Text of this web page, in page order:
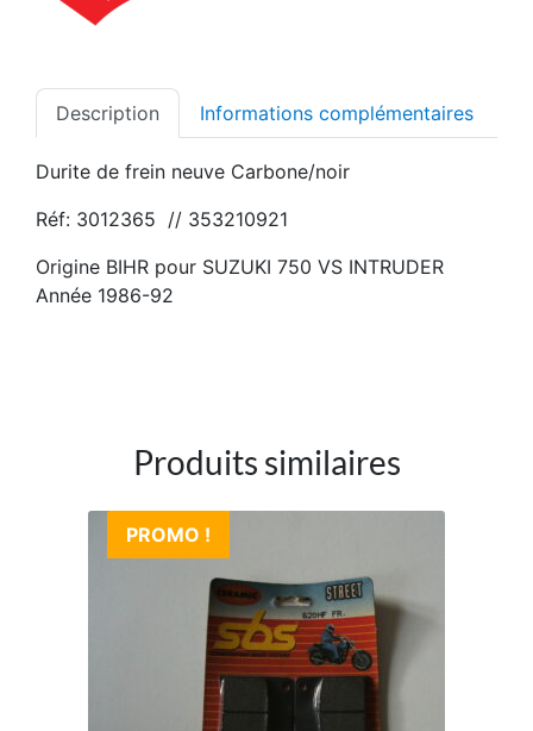
Description Informations complémentaires
Durite de frein neuve Carbone/noir
Réf: 3012365 // 353210921
Origine BIHR pour SUZUKI 750 VS INTRUDER
Année 1986-92
Produits similaires
PROMO !